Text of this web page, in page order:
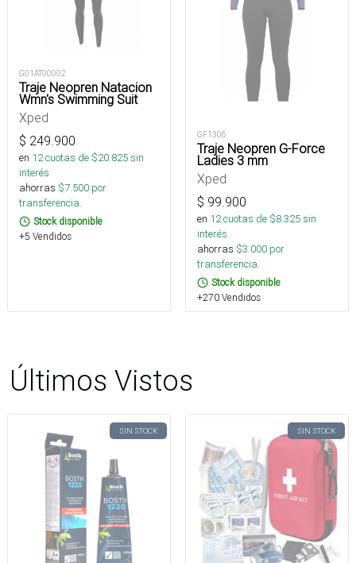
G01AT00002
Traje Neopren Natacion
Wmn's Swimming Suit
Xped
$ 249.900
en 12cuotas de $20.825sin
interés
ahorras $7.500 por
transferencia.
Stock disponible
+5 Vendidos
GF1306
Traje Neopren G-Force
Ladies 3 mm
Xped
$ 99.900
en 12cuotas de $8.325sin
interés
ahorras $3.000 por
transferencia.
Stock disponible
+270 Vendidos
Últimos Vistos
SIN STOCK SIN STOCK